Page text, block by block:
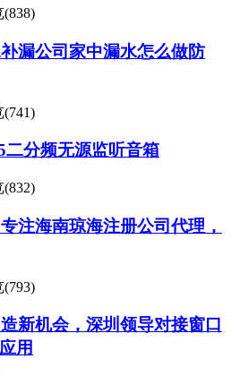
(838)
漏公司家中漏水怎么做防
(741)
分频无源监听音箱
(832)
注海南琼海注册公司代理，
(793)
新机会，深圳领导对接窗口
用